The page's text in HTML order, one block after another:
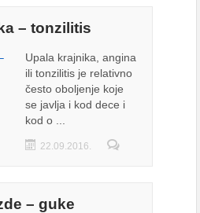
– tonzilitis
Upala krajnika, angina
ili tonzilitis je relativno
često oboljenje koje
se javlja i kod dece i
kod o ...
22.09.2016.
– guke